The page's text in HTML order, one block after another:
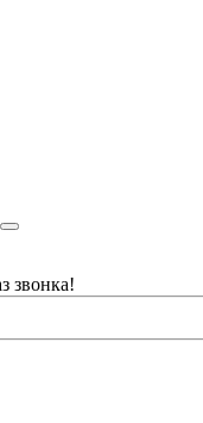
звонка!